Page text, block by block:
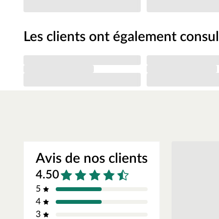
Les instructions détaillées et faciles à comprendre
Les clients ont également
Avis de nos clients
4.50
5
4
3